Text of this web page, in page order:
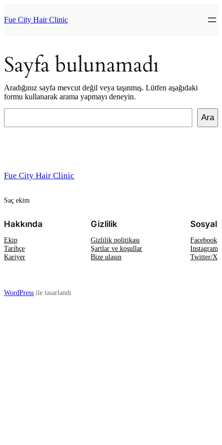
geç
Fue City Hair Clinic
Sayfa bulunamadı
Aradığınız sayfa mevcut değil veya taşınmış. Lütfen aşağıdaki
formu kullanarak arama yapmayı deneyin.
Ara
Fue City Hair Clinic
Saç ekim
Hakkında
Ekip
Tarihçe
Kariyer
Gizlilik
Gizlilik politikası
Şartlar ve koşullar
Bize ulaşın
Sosyal
Facebook
Instagram
Twitter/X
WordPress ile tasarlandı